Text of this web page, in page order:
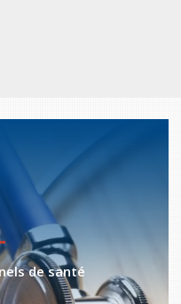
de santé